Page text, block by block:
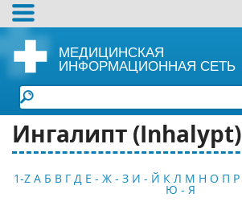
МЕДИЦИНСКАЯ
ИНФОРМАЦИОННАЯ СЕТЬ
Ингалипт (Inhalypt)
1-Z А Б В Г Д Е - Ж - З И - Й К Л М Н О П Р
Ю - Я